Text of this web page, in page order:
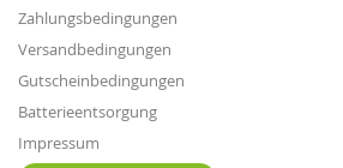
Zahlungsbedingungen
Versandbedingungen
Gutscheinbedingungen
Batterieentsorgung
Impressum